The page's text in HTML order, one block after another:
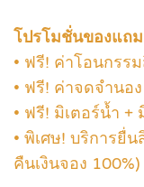
โปรโมชั่นของแถ
• ฟรี! ค่าโอนกรร
• ฟรี! ค่าจดจำนอง
• ฟรี! มิเตอร์น้ำ +
• พิเศษ! บริการยื่
คืนเงินจอง 100%)